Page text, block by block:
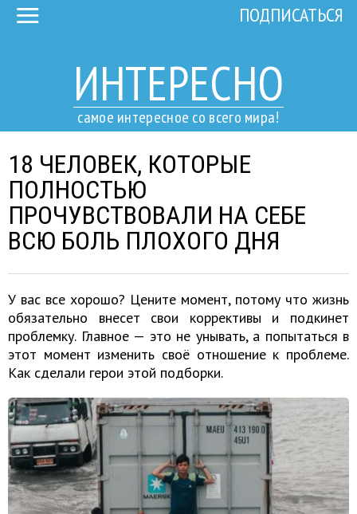
ИНТЕРЕСНО
самое интересное со всего мира!
ПОДПИСАТЬСЯ
18 ЧЕЛОВЕК, КОТОРЫЕ
ПОЛНОСТЬЮ
ПРОЧУВСТВОВАЛИ НА СЕБЕ
ВСЮ БОЛЬ ПЛОХОГО ДНЯ
У вас все хорошо? Цените момент, потому что жизнь
обязательно внесет свои коррективы и подкинет
проблемку. Главное — это не унывать, а попытаться в
этот момент изменить своё отношение к проблеме.
Как сделали герои этой подборки.